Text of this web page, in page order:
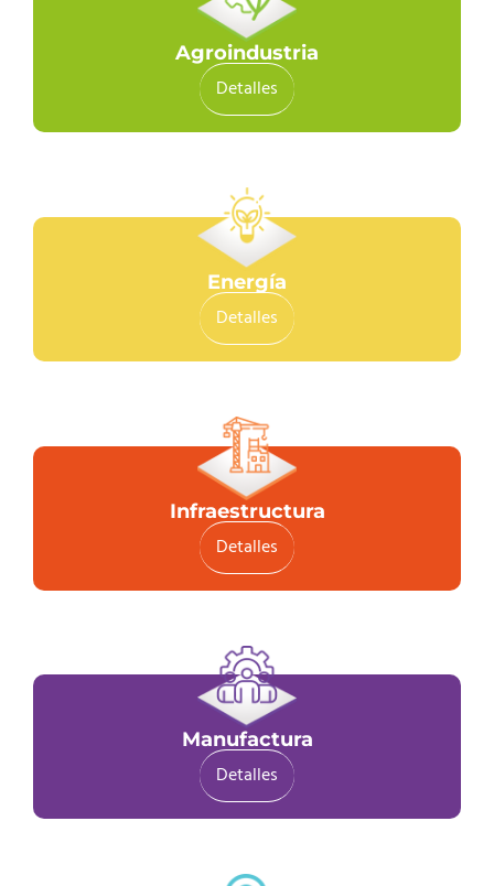
Agroindustria
Detalles
Energía
Detalles
Infraestructura
Detalles
Manufactura
Detalles